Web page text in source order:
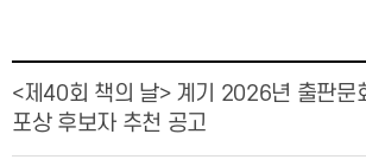
<제40회 책의 날> 계기 2026년 출판문
포상 후보자 추천 공고